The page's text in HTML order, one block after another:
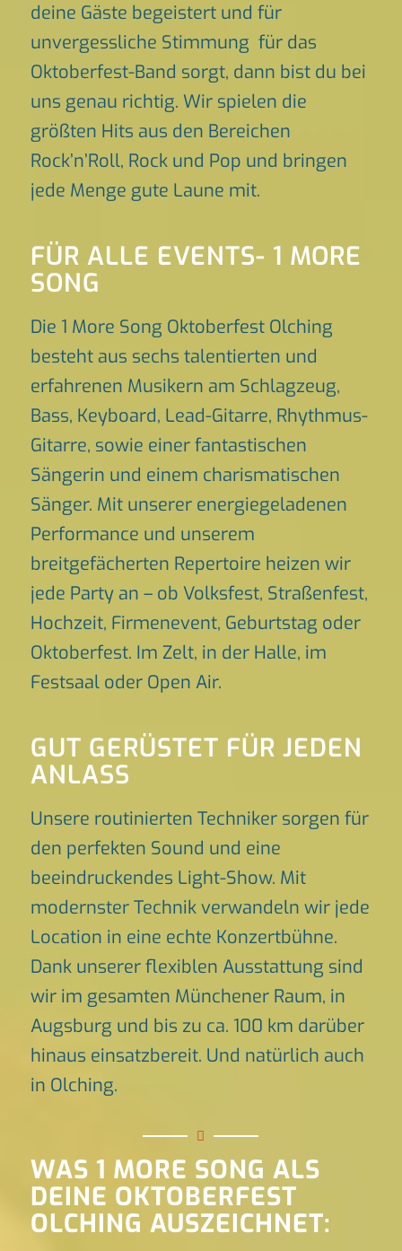
deine Gäste begeistert und für
unvergessliche Stimmung für das
Oktoberfest-Band sorgt, dann bist du bei
uns genau richtig. Wir spielen die
größten Hits aus den Bereichen
Rock’n’Roll, Rock und Pop und bringen
jede Menge gute Laune mit.
FÜR ALLE EVENTS- 1 MORE
SONG
Die 1 More Song Oktoberfest Olching
besteht aus sechs talentierten und
erfahrenen Musikern am Schlagzeug,
Bass, Keyboard, Lead-Gitarre, Rhythmus-
Gitarre, sowie einer fantastischen
Sängerin und einem charismatischen
Sänger. Mit unserer energiegeladenen
Performance und unserem
breitgefächerten Repertoire heizen wir
jede Party an – ob Volksfest, Straßenfest,
Hochzeit, Firmenevent, Geburtstag oder
Oktoberfest. Im Zelt, in der Halle, im
Festsaal oder Open Air.
GUT GERÜSTET FÜR JEDEN
ANLASS
Unsere routinierten Techniker sorgen für
den perfekten Sound und eine
beeindruckendes Light-Show. Mit
modernster Technik verwandeln wir jede
Location in eine echte Konzertbühne.
Dank unserer flexiblen Ausstattung sind
wir im gesamten Münchener Raum, in
Augsburg und bis zu ca. 100 km darüber
hinaus einsatzbereit. Und natürlich auch
in Olching.
WAS 1 MORE SONG ALS
DEINE OKTOBERFEST
OLCHING AUSZEICHNET: